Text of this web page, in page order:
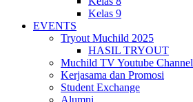
Kelas 9
EVENTS
Tryout Muchild 2025
HASIL TRYOUT
Muchild TV Youtube Channel
Kerjasama dan Promosi
Student Exchange
Alumni